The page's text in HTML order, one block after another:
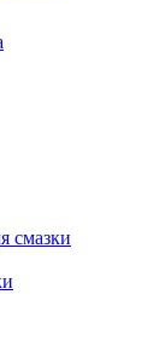
смазки